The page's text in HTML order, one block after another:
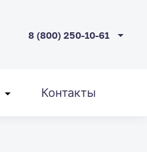
8 (800) 250-10-61
Контакты